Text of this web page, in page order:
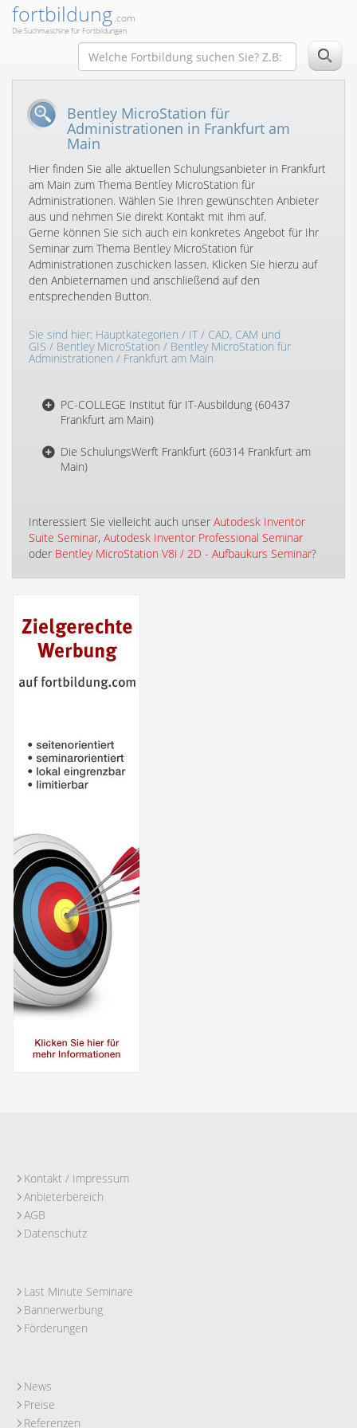
fortbildung.com
Die Suchmaschine für Fortbildungen
Bentley MicroStation für
Administrationen in Frankfurt am
Main
Hier finden Sie alle aktuellen Schulungsanbieter in Frankfurt
am Main zum Thema Bentley MicroStation für
Administrationen. Wählen Sie Ihren gewünschten Anbieter
aus und nehmen Sie direkt Kontakt mit ihm auf.
Gerne können Sie sich auch ein konkretes Angebot für Ihr
Seminar zum Thema Bentley MicroStation für
Administrationen zuschicken lassen. Klicken Sie hierzu auf
den Anbieternamen und anschließend auf den
entsprechenden Button.
Sie sind hier: Hauptkategorien / IT/ CAD, CAM und
GIS / Bentley MicroStation / Bentley MicroStation für
Administrationen / Frankfurt am Main
PC-COLLEGE Institut für IT-Ausbildung (60437
Frankfurt am Main)
Die SchulungsWerft Frankfurt (60314 Frankfurt am
Main)
Interessiert Sie vielleicht auch unser Autodesk Inventor
Suite Seminar, Autodesk Inventor Professional Seminar
oder Bentley MicroStation V8i / 2D - Aufbaukurs Seminar?
Kontakt / Impressum
Anbieterbereich
AGB
Datenschutz
Last Minute Seminare
Bannerwerbung
Förderungen
News
Preise
Referenzen